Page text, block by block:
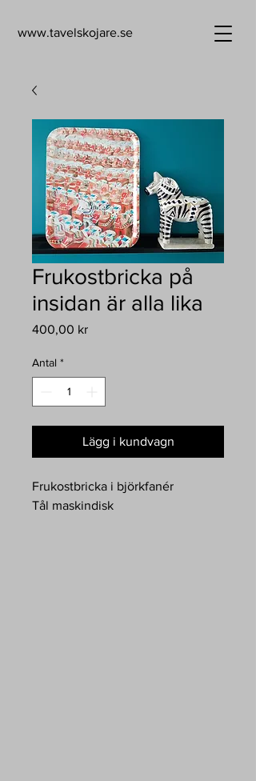
www.tavelskojare.se
Frukostbricka på
insidan är alla lika
400,00 krPris
Antal *
Lägg i kundvagn
Frukostbricka i björkfanér
Tål maskindisk